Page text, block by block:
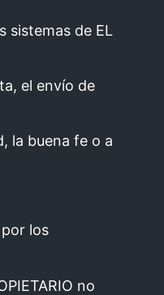
sistemas de EL
el envío de
la buena fe o a
los
no